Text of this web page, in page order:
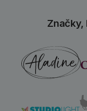
Značky,